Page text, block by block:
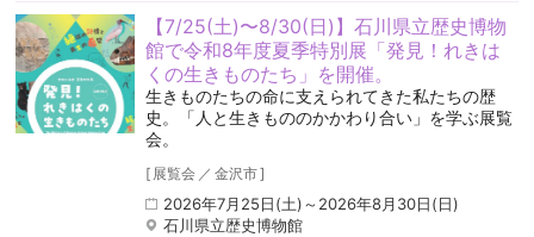
【7/25(土)〜8/30(日)】石川県立歴史博物
館で令和8年度夏季特別展「発見！れきは
くの生きものたち」を開催。
生きものたちの命に支えられてきた私たちの歴
史。「人と生きもののかかわり合い」を学ぶ展覧
会。
[ 展覧会 ／ 金沢市]
2026年7月25日(土)～2026年8月30日(日)
石川県立歴史博物館